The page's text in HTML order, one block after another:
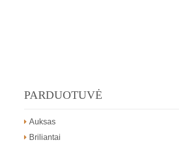
PARDUOTUVĖ
Auksas
Briliantai